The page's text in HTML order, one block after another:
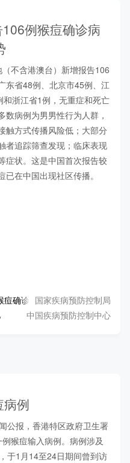
例猴痘确诊病
不含港澳台）新增报告106
东省48例、北京市45例、江
浙江省1例，无重症和死亡
病例为男男性行为人群，
触方式传播风险低；大部分
者追踪筛查发现；临床表现
症状。这是中国首次报告较
在中国出现社区传播。
确诊病例有何特点？专家解读
国家疾病预防控制局
中国疾病预防控制中心
病例
公报，香港特区政府卫生署
猴痘输入病例。病例涉及
于1月14至24日期间曾到访